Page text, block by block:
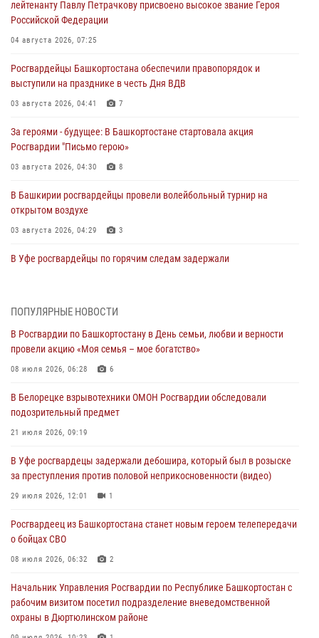
лейтенанту Павлу Петрачкову присвоено высокое звание Героя
Российской Федерации
04 августа 2026, 07:25
Росгвардейцы Башкортостана обеспечили правопорядок и
выступили на празднике в честь Дня ВДВ
03 августа 2026, 04:41 7
За героями - будущее: В Башкортостане стартовала акция
Росгвардии "Письмо герою»
03 августа 2026, 04:30 8
В Башкирии росгвардейцы провели волейбольный турнир на
открытом воздухе
03 августа 2026, 04:29 3
В Уфе росгвардейцы по горячим следам задержали
Башкортостана ответил на вопросы граждан
30 июля 2026, 12:54
за преступления против половой неприкосновенности (видео)
29 июля 2026, 12:01
Башкортостана проведет прямую линию
29 июля 2026, 10:52
Росгвардию
ПОПУЛЯРНЫЕ НОВОСТИ
В Росгвардии по Башкортостану в День семьи, любви и верности
провели акцию «Моя семья – мое богатство»
08 июля 2026, 06:28 6
В Белорецке взрывотехники ОМОН Росгвардии обследовали
подозрительный предмет
21 июля 2026, 09:19
В Уфе росгвардецы задержали дебошира, который был в розыске
за преступления против половой неприкосновенности (видео)
29 июля 2026, 12:01 1
Росгвардеец из Башкортостана станет новым героем телепередачи
о бойцах СВО
08 июля 2026, 06:32 2
Начальник Управления Росгвардии по Республике Башкортостан с
рабочим визитом посетил подразделение вневедомственной
охраны в Дюртюлинском районе